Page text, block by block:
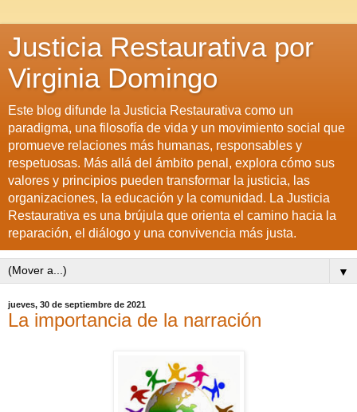
Justicia Restaurativa por
Virginia Domingo
Este blog difunde la Justicia Restaurativa como un
paradigma, una filosofía de vida y un movimiento social que
promueve relaciones más humanas, responsables y
respetuosas. Más allá del ámbito penal, explora cómo sus
valores y principios pueden transformar la justicia, las
organizaciones, la educación y la comunidad. La Justicia
Restaurativa es una brújula que orienta el camino hacia la
reparación, el diálogo y una convivencia más justa.
▼
jueves, 30 de septiembre de 2021
La importancia de la narración